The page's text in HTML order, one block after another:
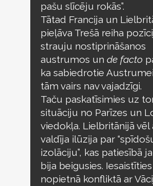
pašu slīcēju rokās”.
Tātad Francija un
pieļāva Trešā reiha
strauju nostiprināšanos
austrumos un de facto
ka sabiedrotie
tām vairs nav vajadzīgi.
Taču paskatīsimies uz
situāciju no Parīzes un
viedokļa. Lielbritānijā vēl
valdīja ilūzija par
izolāciju”, kas patiesībā
bija beigusies. Iesaistīties
nopietnā konfliktā ar